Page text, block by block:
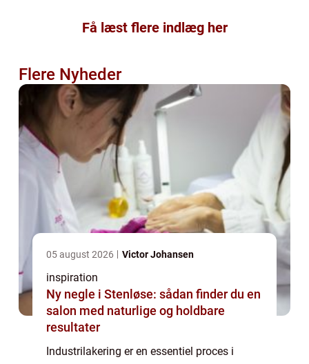
Få læst flere indlæg her
Flere Nyheder
05 august 2026 Victor Johansen
inspiration
Ny negle i Stenløse: sådan finder du en
salon med naturlige og holdbare
resultater
Industrilakering er en essentiel proces i